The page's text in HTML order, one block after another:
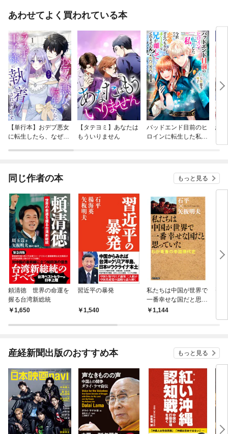
あわせてよく買われている本
【単行本】おデブ悪女
に転生したら、なぜか
【タテヨミ】あなたは
もういりません
バッドエンド目前のヒ
ロインに転生した私、
結
同じ作者の本 もっと見る
頼清徳 世界の命運を
握る台湾新総統
1,650
習近平の暴発
1,540
私たちは中国が世界で
一番幸せな国だと思っ
ていた
1,144
習
産経新聞出版のおすすめ本 もっと見る